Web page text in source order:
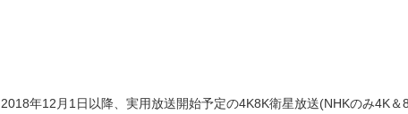
2018年12月1日以降、実用放送開始予定の4K8K衛星放送(NHKのみ4K＆